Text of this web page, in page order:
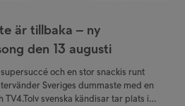
är tillbaka – ny
den 13 augusti
och en stor snackis runt
Sveriges dummaste med en
TV4.Tolv svenska kändisar tar plats i